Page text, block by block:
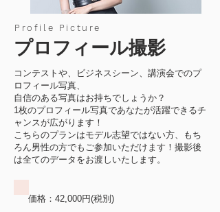
Profile Picture
プロフィール撮影
コンテストや、ビジネスシーン、講演会でのプ
ロフィール写真、
自信のある写真はお持ちでしょうか？
1枚のプロフィール写真であなたが活躍できるチ
ャンスが広がります！
こちらのプランはモデル志望ではない方、もち
ろん男性の方でもご参加いただけます！撮影後
は全てのデータをお渡しいたします。
価格：42,000円(税別)